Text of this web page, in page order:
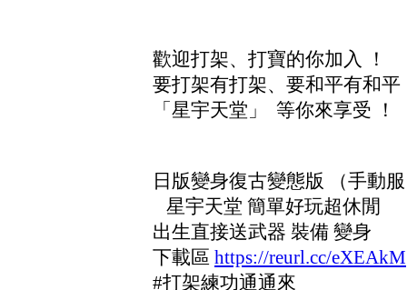
歡迎打架、打寶的你加入 ！
要打架有打架、要和平有和平
「星宇天堂」 等你來享受 ！
日版變身復古變態版 （手動
星宇天堂 簡單好玩超休閒
出生直接送武器 裝備 變身
下載區 https://reurl.cc/eXEAkM
#打架練功通通來